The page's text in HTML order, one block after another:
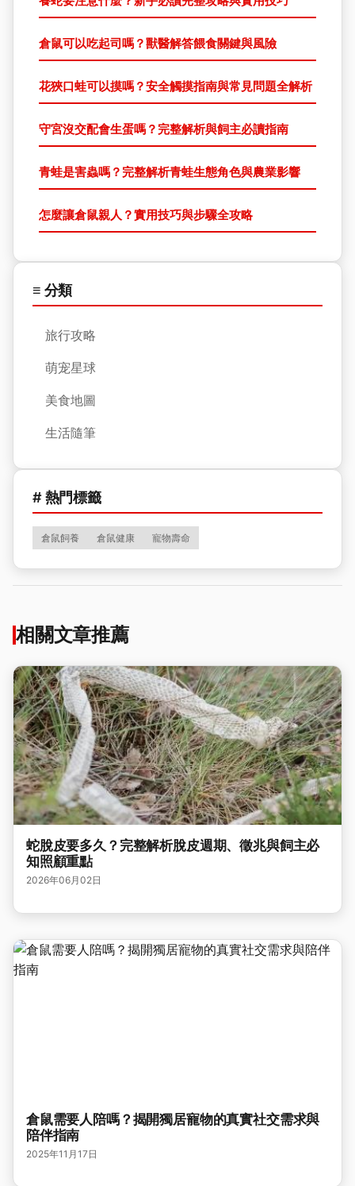
倉鼠可以吃起司嗎？獸醫解答餵食關鍵與風險
花狹口蛙可以摸嗎？安全觸摸指南與常見問題全解析
守宮沒交配會生蛋嗎？完整解析與飼主必讀指南
青蛙是害蟲嗎？完整解析青蛙生態角色與農業影響
怎麼讓倉鼠親人？實用技巧與步驟全攻略
≡ 分類
旅行攻略
萌宠星球
美食地圖
生活隨筆
# 熱門標籤
倉鼠飼養 倉鼠健康 寵物壽命
相關文章推薦
蛇脫皮要多久？完整解析脫皮週期、徵兆與飼主必
知照顧重點
2026年06月02日
倉鼠需要人陪嗎？揭開獨居寵物的真實社交需求與
陪伴指南
2025年11月17日